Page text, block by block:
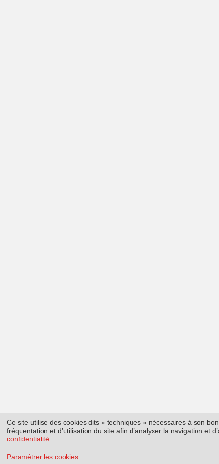
Ce site utilise des cookies dits « techniques » nécessaires à son
fréquentation et d’utilisation du site afin d’analyser la navigation et
confidentialité
Paramétrer les cookies